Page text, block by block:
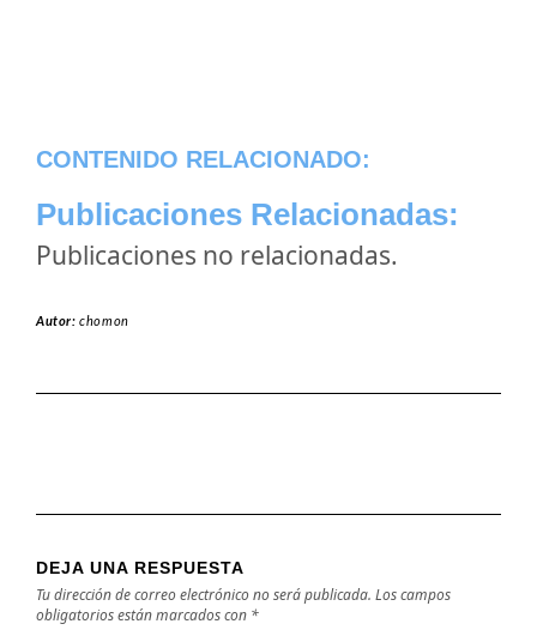
CONTENIDO RELACIONADO:
Publicaciones Relacionadas:
Publicaciones no relacionadas.
Autor:chomon
DEJA UNA RESPUESTA
Tu dirección de correo electrónico no será publicada. Los campos
obligatorios están marcados con *